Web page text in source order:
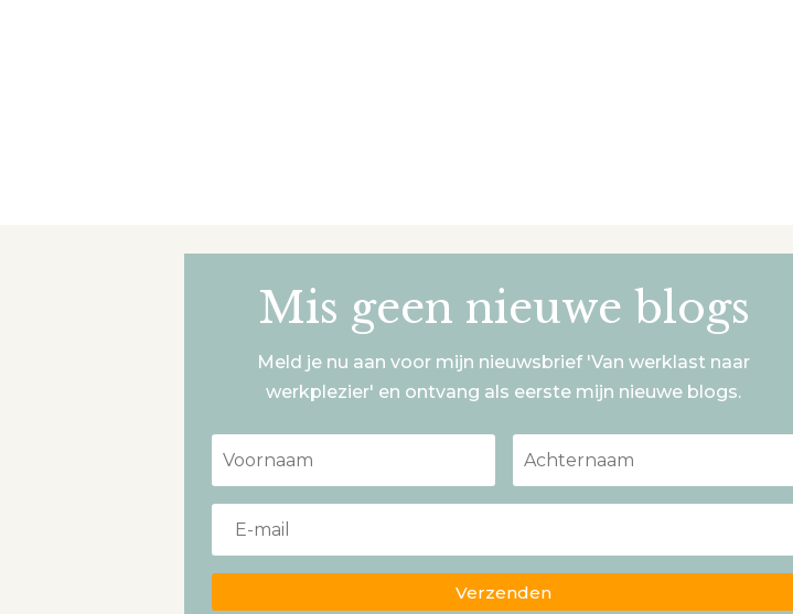
Mis geen nieuwe blogs
Meld je nu aan voor mijn nieuwsbrief 'Van werklast naar
werkplezier' en ontvang als eerste mijn nieuwe blogs.
Verzenden